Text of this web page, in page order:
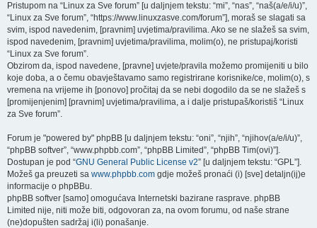
i
Pristupom na “Linux za Sve forum” [u daljnjem tekstu: “mi”, “nas”, “naš(a/e/i/u)”,
“Linux za Sve forum”, “https://www.linuxzasve.com/forum”], moraš se slagati sa
svim, ispod navedenim, [pravnim] uvjetima/pravilima. Ako se ne slažeš sa svim,
ispod navedenim, [pravnim] uvjetima/pravilima, molim(o), ne pristupaj/koristi
“Linux za Sve forum”.
Obzirom da, ispod navedene, [pravne] uvjete/pravila možemo promijeniti u bilo
koje doba, a o čemu obavještavamo samo registrirane korisnike/ce, molim(o), s
vremena na vrijeme ih [ponovo] pročitaj da se nebi dogodilo da se ne slažeš s
[promijenjenim] [pravnim] uvjetima/pravilima, a i dalje pristupaš/koristiš “Linux
za Sve forum”.
Forum je "powered by" phpBB [u daljnjem tekstu: “oni”, “njih”, “njihov(a/e/i/u)”,
“phpBB softver”, “www.phpbb.com”, “phpBB Limited”, “phpBB Tim(ovi)”].
Dostupan je pod “GNU General Public License v2” [u daljnjem tekstu: “GPL”].
Možeš ga preuzeti sa www.phpbb.com gdje možeš pronaći (i) [sve] detaljn(ij)e
informacije o phpBBu.
phpBB softver [samo] omogućava Internetski bazirane rasprave. phpBB
Limited nije, niti može biti, odgovoran za, na ovom forumu, od naše strane
(ne)dopušten sadržaj i(li) ponašanje.